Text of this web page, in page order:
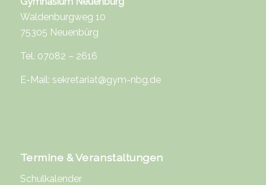
Waldenburgweg 10
75305 Neuenbürg
Tel. 07082 – 2616
E-Mail: sekretariat@gym-nbg.de
Termine & Veranstaltungen
Schulkalender